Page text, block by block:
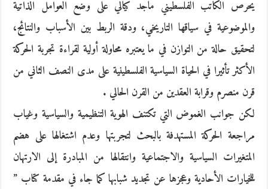
يحرص الكاتب الفلسطيني ماجد كيالي على وضع العوامل الذاتية
والموضوعية في سياقها التاريخي، ودقة الربط بين الأسباب والنتائج،
لتحقيق حالة من التوازن في ما يعتبره محاولة أولية لقراءة تجربة الحركة
الأكثر تأثيرا في الحياة السياسية الفلسطينية على مدى النصف الثاني من
قرن منصرم وقرابة العقدين من القرن الحالي .
لكن جوانب الغموض التي تكتنف الهوية التنظيمية والسياسية وغياب
مراجعة الحركة المستهدفة بالبحث لتجربتها وعدم اشتغالها على هضم
المتغيرات السياسية والاجتماعية وانتقالها من المبادرة إلى الارتهان
للخيارات الأحادية وعجزها عن تجديد شبابها كما جاء في مقدمة كتاب ”